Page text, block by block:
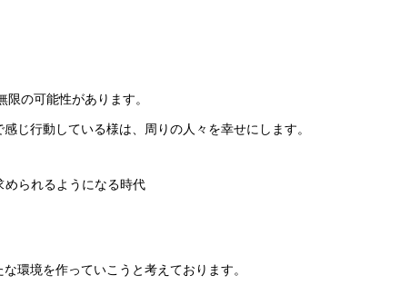
限の可能性があります。
じ行動している様は、周りの人々を幸せにします。
られるようになる時代
環境を作っていこうと考えております。